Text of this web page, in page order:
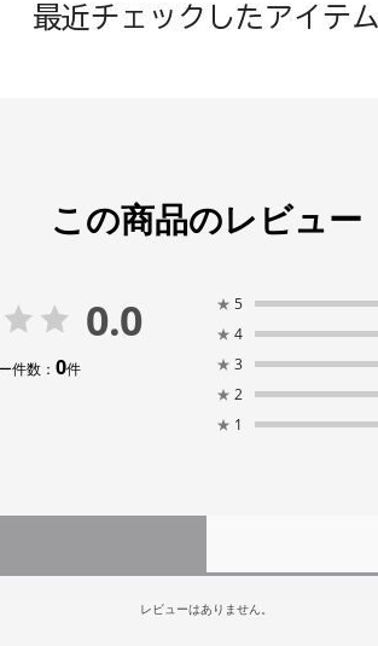
最近チェックしたアイテム
この商品のレビュー
0.0
件数： 0件
★ 5
★ 4
★ 3
★ 2
★ 1
レビューはありません。